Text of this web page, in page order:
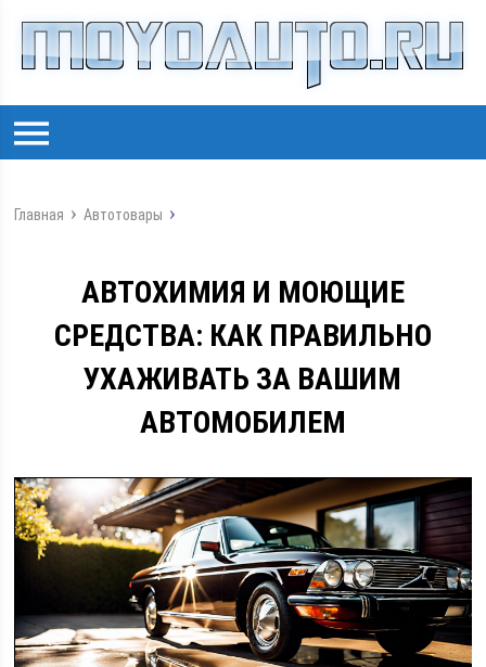
Главная Автотовары
АВТОХИМИЯ И МОЮЩИЕ
СРЕДСТВА: КАК ПРАВИЛЬНО
УХАЖИВАТЬ ЗА ВАШИМ
АВТОМОБИЛЕМ